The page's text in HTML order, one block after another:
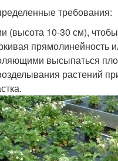
требования:
(высота 10-30 см),
прямолинейность
высыпаться
растений